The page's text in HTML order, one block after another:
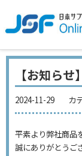
【お知ら
2024-11-29 カ
平素より弊社商品
誠にありがとうご